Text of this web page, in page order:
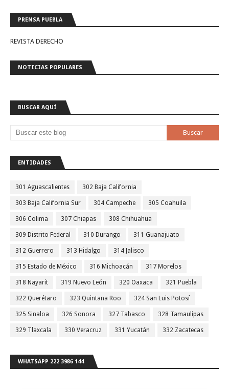
PRENSA PUEBLA
REVISTA DERECHO
NOTICIAS POPULARES
BUSCAR AQUÍ
ENTIDADES
301 Aguascalientes 302 Baja California
303 Baja California Sur 304 Campeche 305 Coahuila
306 Colima 307 Chiapas 308 Chihuahua
309 Distrito Federal 310 Durango 311 Guanajuato
312 Guerrero 313 Hidalgo 314 Jalisco
315 Estado de México 316 Michoacán 317 Morelos
318 Nayarit 319 Nuevo León 320 Oaxaca 321 Puebla
322 Querétaro 323 Quintana Roo 324 San Luis Potosí
325 Sinaloa 326 Sonora 327 Tabasco 328 Tamaulipas
329 Tlaxcala 330 Veracruz 331 Yucatán 332 Zacatecas
WHATSAPP 222 3986 144